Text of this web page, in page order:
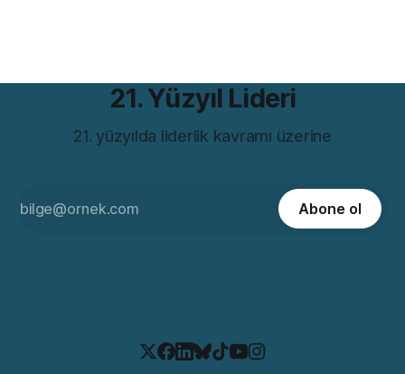
21. Yüzyıl Lideri
21. yüzyılda liderlik kavramı üzerine
Abone ol